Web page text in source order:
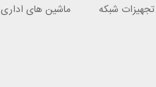
تجهیزات شبکه ماشین های اداری